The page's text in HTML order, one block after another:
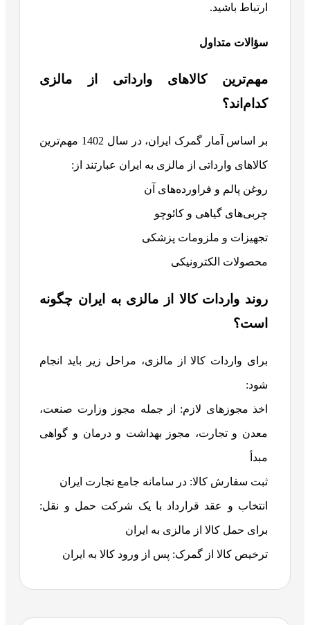
ارتباط باشید.
سؤالات متداول
مهم‌ترین کالاهای وارداتی از مالزی
کدام‌اند؟
بر اساس آمار گمرک ایران، در سال 1402 مهم‌ترین
کالاهای وارداتی از مالزی به ایران عبارتند از:
روغن پالم و فراورده‌های آن
چربی‌های گیاهی و کائوچو
تجهیزات و ملزومات پزشکی
محصولات الکترونیکی
روند واردات کالا از مالزی به ایران چگونه
است؟
برای واردات کالا از مالزی، مراحل زیر باید انجام
شود:
اخذ مجوزهای لازم: از جمله مجوز وزارت صنعت،
معدن و تجارت، مجوز بهداشت و درمان و گواهی
مبدأ
ثبت سفارش کالا: در سامانه جامع تجارت ایران
انتخاب و عقد قرارداد با یک شرکت حمل و نقل:
برای حمل کالا از مالزی به ایران
ترخیص کالا از گمرک: پس از ورود کالا به ایران